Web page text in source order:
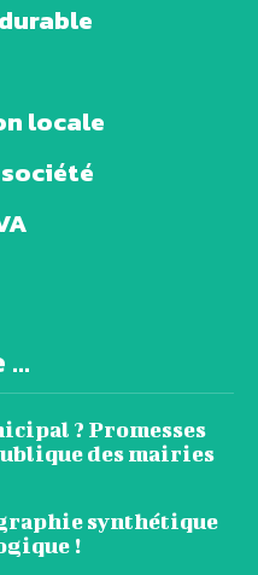
locale
? Promesses
des mairies
synthétique
!